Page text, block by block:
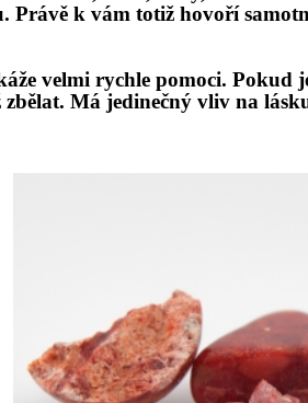
Právě k vám totiž hovoří
velmi rychle pomoci.
zbělat. Má jedinečný vliv na